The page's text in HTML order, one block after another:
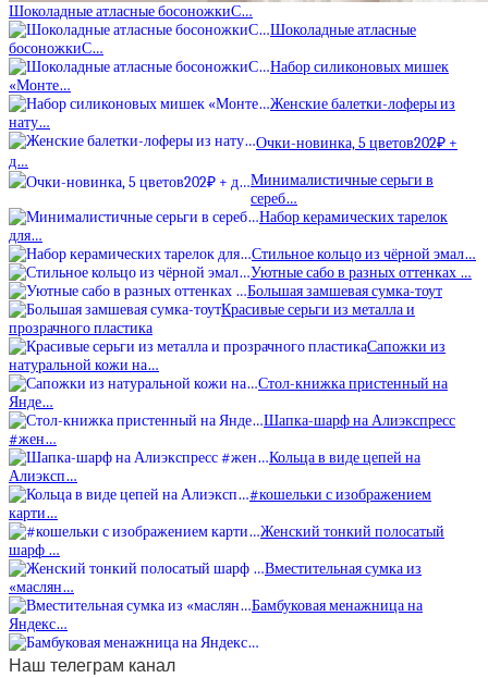
Шоколадные атласные босоножкиС…
Шоколадные атласные
босоножкиС…
Набор силиконовых мишек
«Монте…
Женские балетки-лоферы из
нату…
Очки-новинка, 5 цветов202₽ +
д…
Минималистичные серьги в
сереб…
Набор керамических тарелок
для…
Стильное кольцо из чёрной эмал…
Уютные сабо в разных оттенках …
Большая замшевая сумка-тоут
Красивые серьги из металла и
прозрачного пластика
Сапожки из
натуральной кожи на…
Стол-книжка пристенный на
Янде…
Шапка-шарф на Алиэкспресс
#жен…
Кольца в виде цепей на
Алиэксп…
#кошельки с изображением
карти…
Женский тонкий полосатый
шарф …
Вместительная сумка из
«маслян…
Бамбуковая менажница на
Яндекс…
Наш телеграм канал